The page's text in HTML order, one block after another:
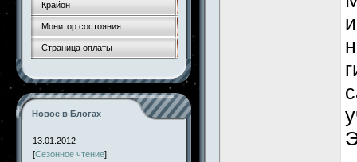
Крайон
Монитор состояния
Страница оплаты
Новое в Блогах
13.01.2012
[Сезонное чтение]